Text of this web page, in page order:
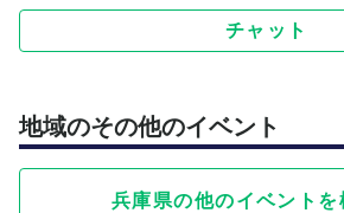
チャット
地域のその他のイベント
兵庫県の他のイベントを